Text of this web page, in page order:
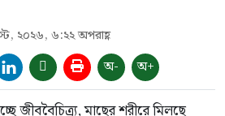
২০২৬, ৬:২২ অপরাহ্ণ
অ- অ+